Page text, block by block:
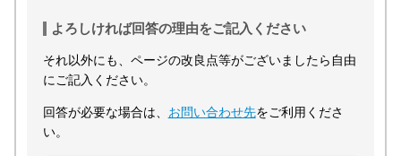
よろしければ回答の理由をご記入ください
それ以外にも、ページの改良点等がございましたら自由
にご記入ください。
回答が必要な場合は、 お問い合わせ先をご利用くださ
い。